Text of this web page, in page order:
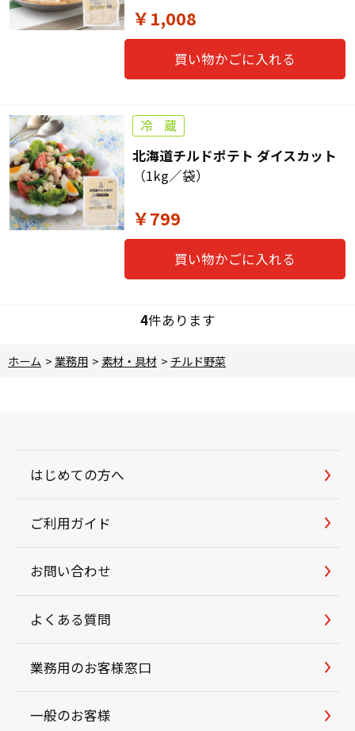
￥1,008
買い物かごに入れる
北海道チルドポテト ダイスカット
（1kg／袋）
￥799
買い物かごに入れる
4件あります
ホーム >業務用 > 素材・具材 > チルド野菜
はじめての方へ
ご利用ガイド
お問い合わせ
よくある質問
業務用のお客様窓口
一般のお客様